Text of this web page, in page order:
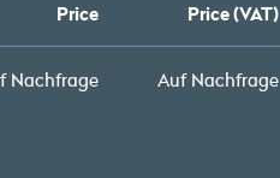
Price Price (VAT)
Nachfrage Auf Nachfrage